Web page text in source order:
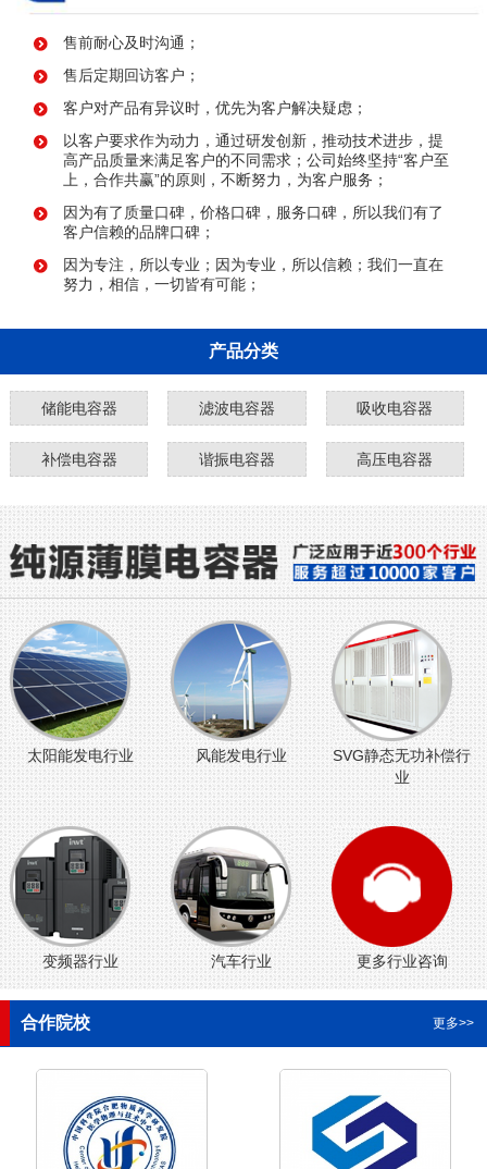
售前耐心及时沟通；
售后定期回访客户；
客户对产品有异议时，优先为客户解决疑虑；
以客户要求作为动力，通过研发创新，推动技术进步，提
高产品质量来满足客户的不同需求；公司始终坚持“客户至
上，合作共赢”的原则，不断努力，为客户服务；
因为有了质量口碑，价格口碑，服务口碑，所以我们有了
客户信赖的品牌口碑；
因为专注，所以专业；因为专业，所以信赖；我们一直在
努力，相信，一切皆有可能；
产品分类
储能电容器 滤波电容器 吸收电容器
补偿电容器 谐振电容器 高压电容器
太阳能发电行业 风能发电行业
SVG静态无功补偿行
业
变频器行业 汽车行业 更多行业咨询
合作院校 更多>>